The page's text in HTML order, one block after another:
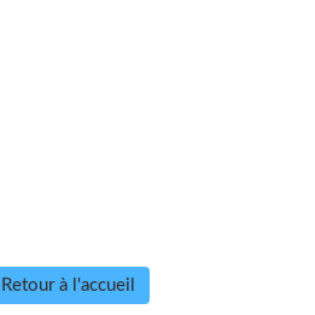
Retour à l'accueil